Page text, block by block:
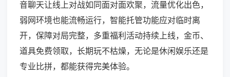
音聊天让线上对战如同面对面欢聚，流量优化出色，
弱网环境也能流畅运行，智能托管功能应对临时离
开，保障对局完整，多重福利活动持续上线，金币、
道具免费领取，长期玩不枯燥，无论是休闲娱乐还是
专业比拼，都能获得完美体验。